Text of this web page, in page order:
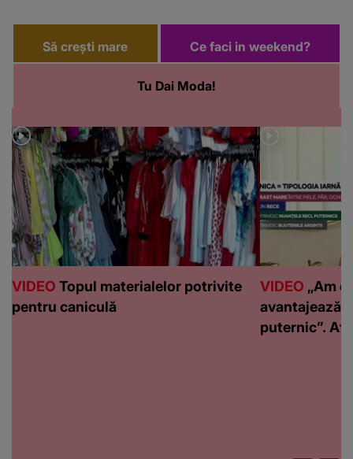
Să crești mare
Tu Dai Moda!
Ce faci in weekend?
VIDEO Topul materialelor potrivite
pentru caniculă
VIDEO „Am
avantajează
puternic”.